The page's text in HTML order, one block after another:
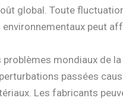
global. Toute
peut
mondiaux de
passées
Les fabricants